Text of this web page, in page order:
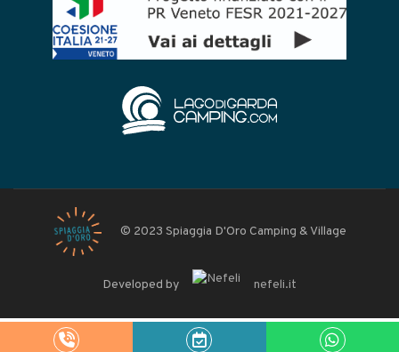
© 2023 Spiaggia D'Oro Camping & Village
Developed by nefeli.it